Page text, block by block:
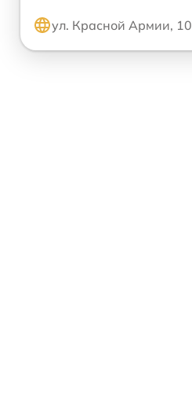
ул. Красной Армии, 10